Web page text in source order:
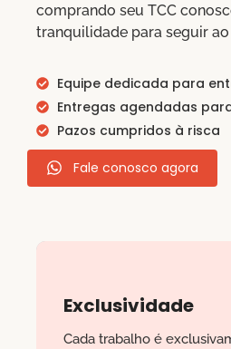
comprando seu TCC
tranquilidade para seguir ao
Equipe dedicada para
Entregas agendadas
Pazos cumpridos à risca
Fale conosco agora
Exclusividade
Cada trabalho é